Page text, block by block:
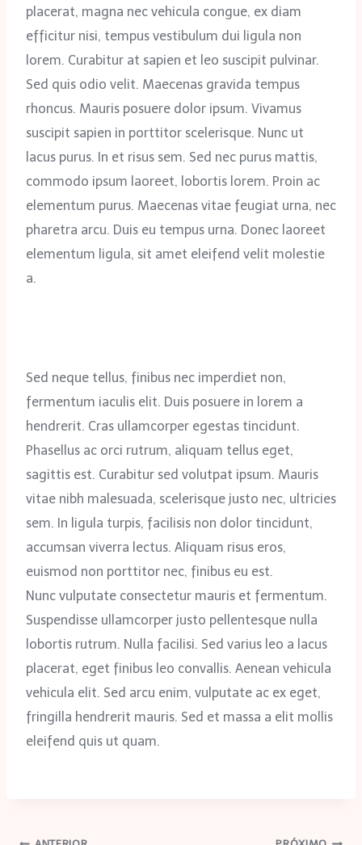
placerat, magna nec vehicula congue, ex diam
efficitur nisi, tempus vestibulum dui ligula non
lorem. Curabitur at sapien et leo suscipit pulvinar.
Sed quis odio velit. Maecenas gravida tempus
rhoncus. Mauris posuere dolor ipsum. Vivamus
suscipit sapien in porttitor scelerisque. Nunc ut
lacus purus. In et risus sem. Sed nec purus mattis,
commodo ipsum laoreet, lobortis lorem. Proin ac
elementum purus. Maecenas vitae feugiat urna, nec
pharetra arcu. Duis eu tempus urna. Donec laoreet
elementum ligula, sit amet eleifend velit molestie
a.
Sed neque tellus, finibus nec imperdiet non,
fermentum iaculis elit. Duis posuere in lorem a
hendrerit. Cras ullamcorper egestas tincidunt.
Phasellus ac orci rutrum, aliquam tellus eget,
sagittis est. Curabitur sed volutpat ipsum. Mauris
vitae nibh malesuada, scelerisque justo nec, ultricies
sem. In ligula turpis, facilisis non dolor tincidunt,
accumsan viverra lectus. Aliquam risus eros,
euismod non porttitor nec, finibus eu est.
Nunc vulputate consectetur mauris et fermentum.
Suspendisse ullamcorper justo pellentesque nulla
lobortis rutrum. Nulla facilisi. Sed varius leo a lacus
placerat, eget finibus leo convallis. Aenean vehicula
vehicula elit. Sed arcu enim, vulputate ac ex eget,
fringilla hendrerit mauris. Sed et massa a elit mollis
eleifend quis ut quam.